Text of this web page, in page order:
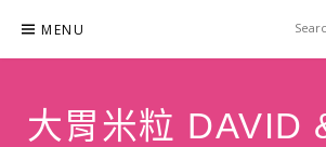
content
MENU
大胃米粒 DAVID